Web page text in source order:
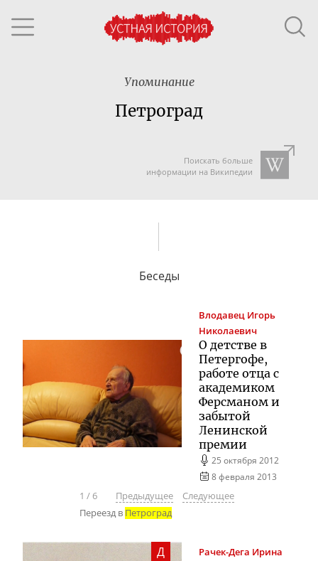
Упоминание
Петроград
Поискать больше
информации на Википедии
Беседы
Влодавец Игорь
Николаевич
О детстве в
Петергофе,
работе отца с
академиком
Ферсманом и
забытой
Ленинской
премии
25 октября 2012
8 февраля 2013
1 / 6 Предыдущее
Следующее
Переезд в Петроград
Д Рачек-Дега Ирина